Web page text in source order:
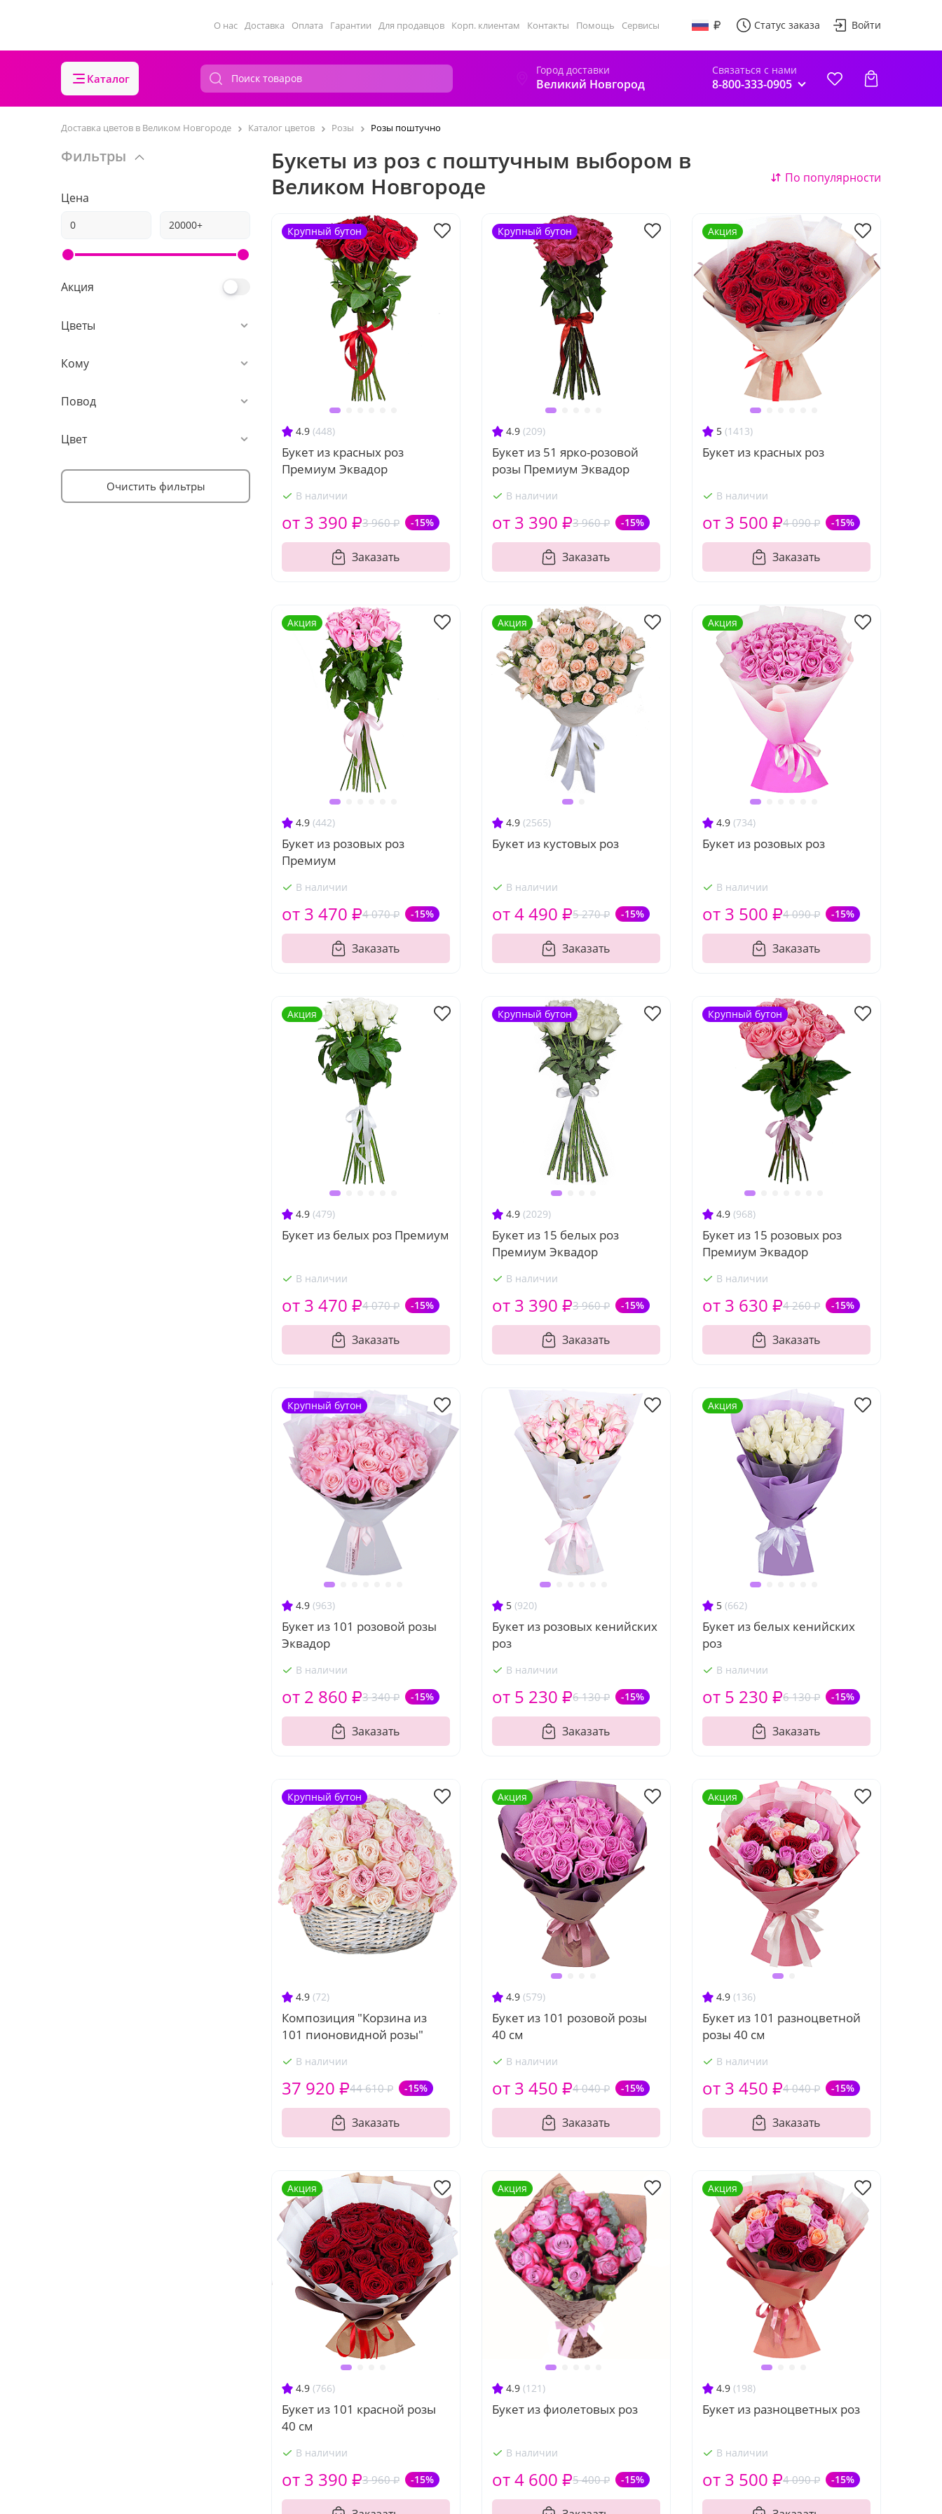
О нас Доставка Оплата Гарантии Для продавцов Корп. клиентам Контакты Помощь Сервисы Статус заказа Войти
Каталог
Город доставки
Великий Новгород
Связаться с нами
8-800-333-0905
Доставка цветов в Великом Новгороде Каталог цветов Розы Розы поштучно
Фильтры
Цена
Акция
Цветы
Кому
Повод
Цвет
Очистить фильтры
Букеты из роз с поштучным выбором в
Великом Новгороде
По популярности
4.9 (448)
Букет из красных роз
Премиум Эквадор
В наличии
3 960 ₽ -15%
от 3 390 ₽
Заказать
Крупный бутон
4.9 (209)
Букет из 51 ярко-розовой
розы Премиум Эквадор
В наличии
3 960 ₽ -15%
от 3 390 ₽
Заказать
Крупный бутон
5 (1413)
Букет из красных роз
В наличии
4 090 ₽ -15%
от 3 500 ₽
Заказать
Акция
4.9 (442)
Букет из розовых роз
Премиум
В наличии
4 070 ₽ -15%
от 3 470 ₽
Заказать
Акция
4.9 (2565)
Букет из кустовых роз
В наличии
5 270 ₽ -15%
от 4 490 ₽
Заказать
Акция
4.9 (734)
Букет из розовых роз
В наличии
4 090 ₽ -15%
от 3 500 ₽
Заказать
Акция
4.9 (479)
Букет из белых роз Премиум
В наличии
4 070 ₽ -15%
от 3 470 ₽
Заказать
Акция
4.9 (2029)
Букет из 15 белых роз
Премиум Эквадор
В наличии
3 960 ₽ -15%
от 3 390 ₽
Заказать
Крупный бутон
4.9 (968)
Букет из 15 розовых роз
Премиум Эквадор
В наличии
4 260 ₽ -15%
от 3 630 ₽
Заказать
Крупный бутон
4.9 (963)
Букет из 101 розовой розы
Эквадор
В наличии
3 340 ₽ -15%
от 2 860 ₽
Заказать
Крупный бутон
5 (920)
Букет из розовых кенийских
роз
В наличии
6 130 ₽ -15%
от 5 230 ₽
Заказать
5 (662)
Букет из белых кенийских
роз
В наличии
6 130 ₽ -15%
от 5 230 ₽
Заказать
Акция
4.9 (72)
Композиция "Корзина из
101 пионовидной розы"
В наличии
44 610 ₽ -15%
37 920 ₽
Заказать
Крупный бутон
4.9 (579)
Букет из 101 розовой розы
40 см
В наличии
4 040 ₽ -15%
от 3 450 ₽
Заказать
Акция
4.9 (136)
Букет из 101 разноцветной
розы 40 см
В наличии
4 040 ₽ -15%
от 3 450 ₽
Заказать
Акция
4.9 (766)
Букет из 101 красной розы
40 см
В наличии
3 960 ₽ -15%
от 3 390 ₽
Акция
4.9 (121)
Букет из фиолетовых роз
В наличии
5 400 ₽ -15%
от 4 600 ₽
Акция
4.9 (198)
Букет из разноцветных роз
В наличии
4 090 ₽ -15%
от 3 500 ₽
Акция